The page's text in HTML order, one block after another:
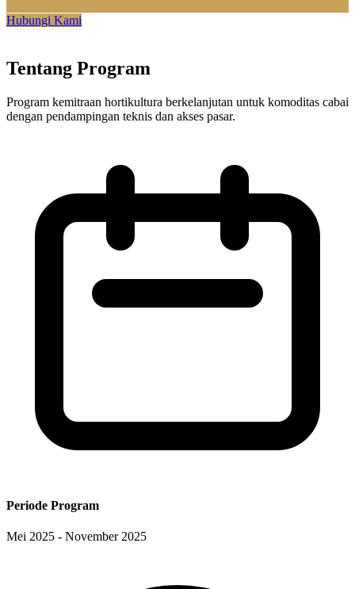
Hubungi Kami
Tentang Program
Program kemitraan hortikultura berkelanjutan untuk komoditas cabai
dengan pendampingan teknis dan akses pasar.
Periode Program
Mei 2025 - November 2025